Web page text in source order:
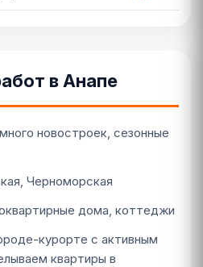
в Анапе
новостроек, сезонные
Черноморская
дома, коттеджи
курорте с активным
квартиры в